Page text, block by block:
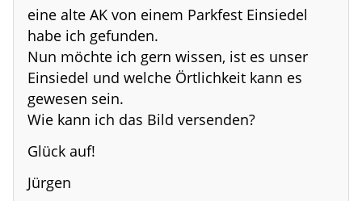
eine alte AK von einem Parkfest Einsiedel
habe ich gefunden.
Nun möchte ich gern wissen, ist es unser
Einsiedel und welche Örtlichkeit kann es
gewesen sein.
Wie kann ich das Bild versenden?
Glück auf!
Jürgen